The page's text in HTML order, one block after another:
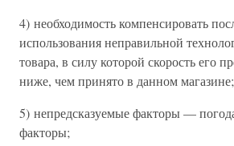
4) необходимость компенсировать
использования неправильной
товара, в силу которой скорость его
ниже, чем принято в данном магазине;
5) непредсказуемые факторы —
факторы;